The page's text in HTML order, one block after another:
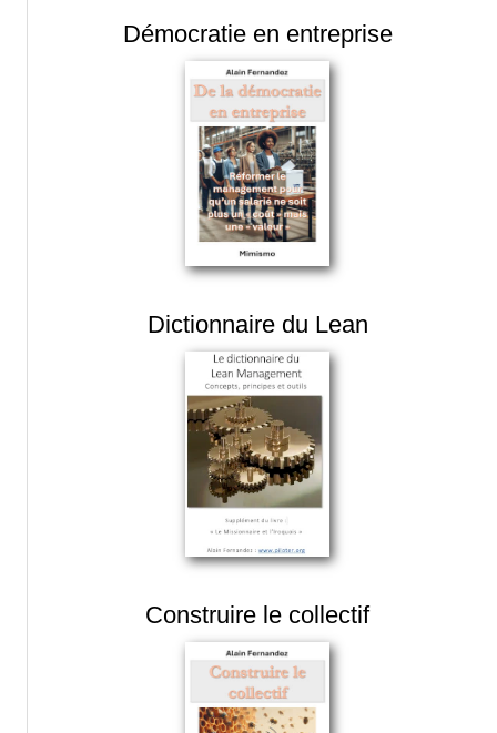
Démocratie en entreprise
Dictionnaire du Lean
Construire le collectif